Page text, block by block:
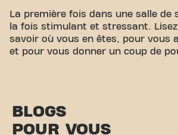
La première fois dans une salle de
la fois stimulant et stressant.
savoir où vous en êtes, pour vous
et pour vous donner un coup de
BLOGS
POUR VOUS